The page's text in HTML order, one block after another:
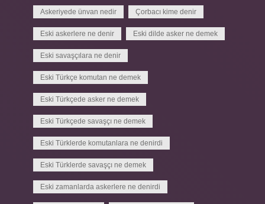
Askeriyede ünvan nedir Çorbacı kime denir
Eski askerlere ne denir Eski dilde asker ne demek
Eski savaşçılara ne denir
Eski Türkçe komutan ne demek
Eski Türkçede asker ne demek
Eski Türkçede savaşçı ne demek
Eski Türklerde komutanlara ne denirdi
Eski Türklerde savaşçı ne demek
Eski zamanlarda askerlere ne denirdi